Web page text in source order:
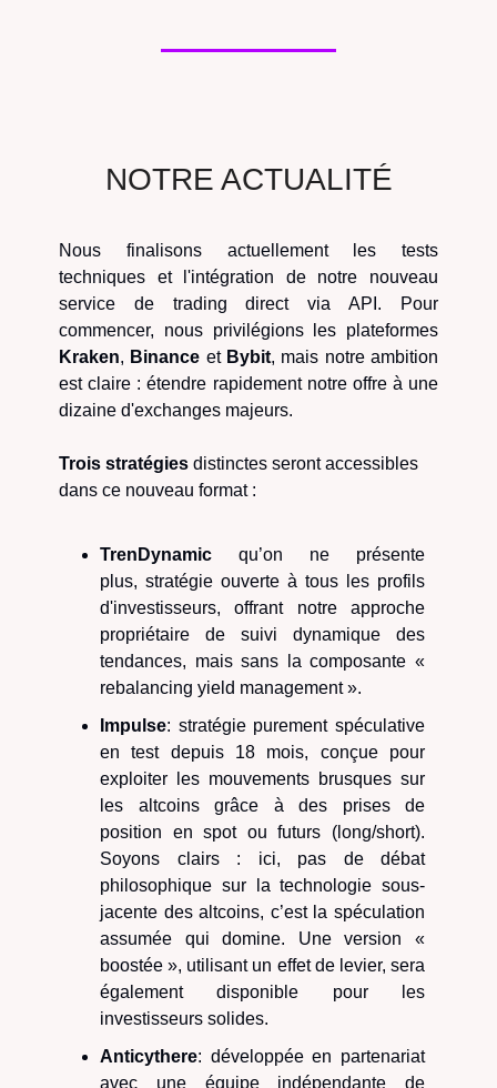
NOTRE ACTUALITÉ
Nous finalisons actuellement les tests
techniques et l'intégration de notre nouveau
service de trading direct via API. Pour
commencer, nous privilégions les plateformes
Kraken, Binance et Bybit, mais notre ambition
est claire : étendre rapidement notre offre à une
dizaine d'exchanges majeurs.
Trois stratégies distinctes seront accessibles
dans ce nouveau format :
TrenDynamic qu’on ne présente
plus, stratégie ouverte à tous les profils
d'investisseurs, offrant notre approche
propriétaire de suivi dynamique des
tendances, mais sans la composante «
rebalancing yield management ».
Impulse: stratégie purement spéculative
en test depuis 18 mois, conçue pour
exploiter les mouvements brusques sur
les altcoins grâce à des prises de
position en spot ou futurs (long/short).
Soyons clairs : ici, pas de débat
philosophique sur la technologie sous-
jacente des altcoins, c’est la spéculation
assumée qui domine. Une version «
boostée », utilisant un effet de levier, sera
également disponible pour les
investisseurs solides.
Anticythere: développée en partenariat
avec une équipe indépendante de